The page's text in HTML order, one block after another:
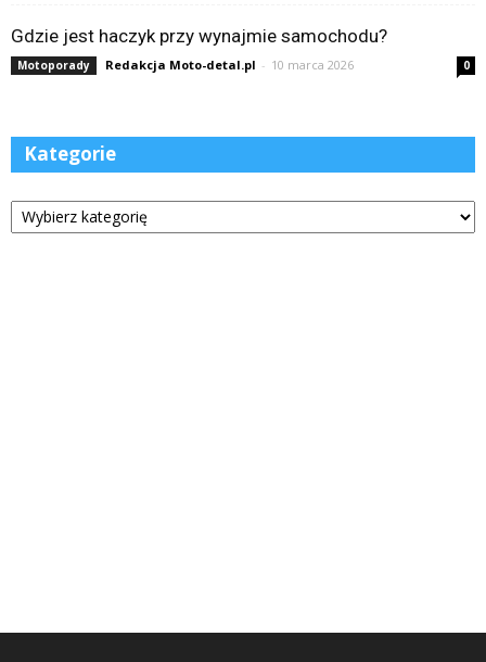
Gdzie jest haczyk przy wynajmie samochodu?
Motoporady Redakcja Moto-detal.pl - 10 marca 2026 0
Kategorie
Kategorie